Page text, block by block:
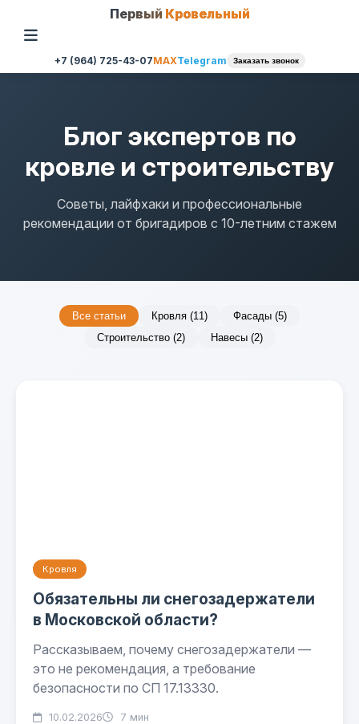
Первый Кровельный
+7 (964) 725-43-07MAXTelegram Заказать звонок
Блог экспертов по
кровле и строительству
Советы, лайфхаки и профессиональные
рекомендации от бригадиров с 10-летним стажем
Все статьи Кровля (11)
Фасады (5)
Строительство (2)
Навесы (2)
Кровля
Обязательны ли снегозадержатели
в Московской области?
Рассказываем, почему снегозадержатели —
это не рекомендация, а требование
безопасности по СП 17.13330.
10.02.2026 7 мин